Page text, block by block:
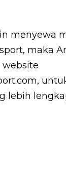
menyewa
maka
lebih